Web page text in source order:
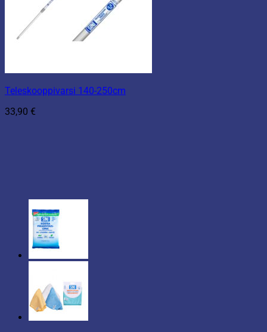
Teleskooppivarsi 140-250cm
33,90 €